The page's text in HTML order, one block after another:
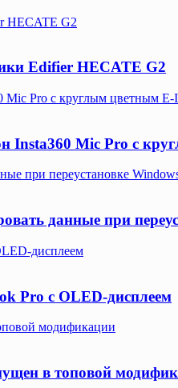
HECATE G2
Edifier HECATE G2
Mic Pro с круглым цветным E-
Insta360 Mic Pro с
при переустановке
данные при
дисплеем
Pro с OLED-дисплеем
модификации
в топовой